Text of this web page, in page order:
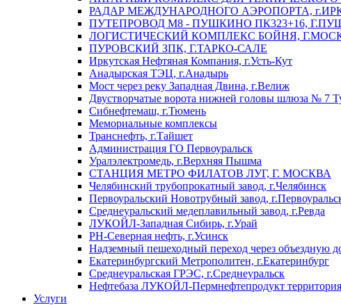
РАДАР МЕЖДУНАРОДНОГО АЭРОПОРТА,
ПУТЕПРОВОД М8 - ПУШКИНО ПК323+16,
ЛОГИСТИЧЕСКИЙ КОМПЛЕКС БОЙНЯ,
ПУРОВСКИЙ ЗПК, Г.ТАРКО-САЛЕ
Иркутская Нефтяная Компания, г.Усть-Кут
Анадырская ТЭЦ, г.Анадырь
Мост через реку Западная Двина, г.Велиж
Двустворчатые ворота нижней головы шлюза № 7
Сибнефтемаш, г.Тюмень
Мемориальные комплексы
Транснефть, г.Тайшет
Администрация ГО Первоуральск
Уралэлектромедь, г.Верхняя Пышма
СТАНЦИЯ МЕТРО ФИЛАТОВ ЛУГ, Г. МОСКВА
Челябинский трубопрокатный завод, г.Челябинск
Первоуральский Новотрубный завод,
Среднеуральский медеплавильный завод, г.Ревда
ЛУКОЙЛ-Западная Сибирь, г.Урай
РН-Северная нефть, г.Усинск
Надземный пешеходный переход через объездную
Екатеринбургский Метрополитен, г.Екатеринбург
Среднеуральская ГРЭС, г.Среднеуральск
Нефтебаза ЛУКОЙЛ-Пермнефтепродукт
Услуги